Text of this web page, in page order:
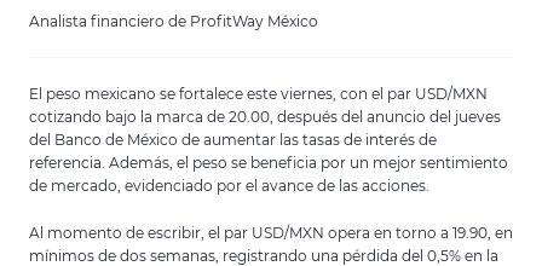
Analista financiero de ProfitWay México
El peso mexicano se fortalece este viernes, con el par USD/MXN
cotizando bajo la marca de 20.00, después del anuncio del jueves
del Banco de México de aumentar las tasas de interés de
referencia. Además, el peso se beneficia por un mejor sentimiento
de mercado, evidenciado por el avance de las acciones.
Al momento de escribir, el par USD/MXN opera en torno a 19.90, en
mínimos de dos semanas, registrando una pérdida del 0,5% en la